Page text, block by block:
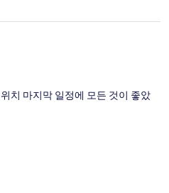
치 마지막 일정에 모든 것이 좋았